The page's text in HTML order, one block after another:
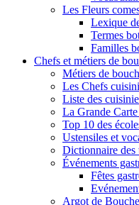
Les Fleurs
Lexique
Termes
Familles
Chefs et métiers de
Métiers de
Les Chefs
Liste des
La Grande
Top 10 des
Ustensiles et
Dictionnaire des
Événements
Fêtes
Argot de Bouche